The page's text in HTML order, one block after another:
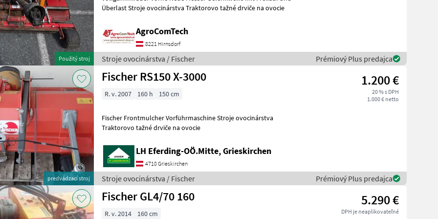
Použitý stroj
Überlast Stroje ovocinárstva Traktorovo tažné drviče na ovocie
AgroComTech
8221 Hirnsdorf
Stroje ovocinárstva / Fischer Prémiový Plus predajca
predvádzací stroj
Fischer RS150 X-3000 1.200 €
20 % s DPH
1.000 € netto
R. v. 2007 160 h 150 cm
Fischer Frontmulcher Vorführmaschine Stroje ovocinárstva
Traktorovo tažné drviče na ovocie
LH Eferding-OÖ.Mitte, Grieskirchen
4710 Grieskirchen
Stroje ovocinárstva / Fischer Prémiový Plus predajca
Fischer GL4/70 160 5.290 €
DPH je neaplikovateľné
R. v. 2014 160 cm